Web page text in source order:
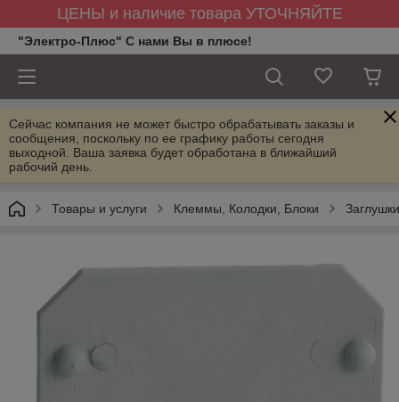
ЦЕНЫ и наличие товара УТОЧНЯЙТЕ
"Электро-Плюс" С нами Вы в плюсе!
Сейчас компания не может быстро обрабатывать заказы и
сообщения, поскольку по ее графику работы сегодня
выходной. Ваша заявка будет обработана в ближайший
рабочий день.
Товары и услуги Клеммы, Колодки, Блоки